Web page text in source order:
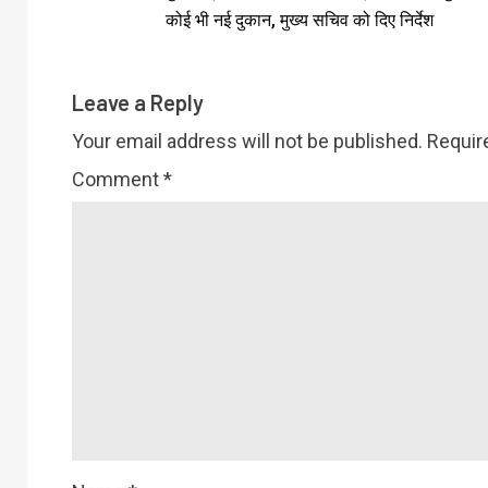
कोई भी नई दुकान, मुख्य सचिव को दिए निर्देश
Leave a Reply
Your email address will not be published.
Comment*